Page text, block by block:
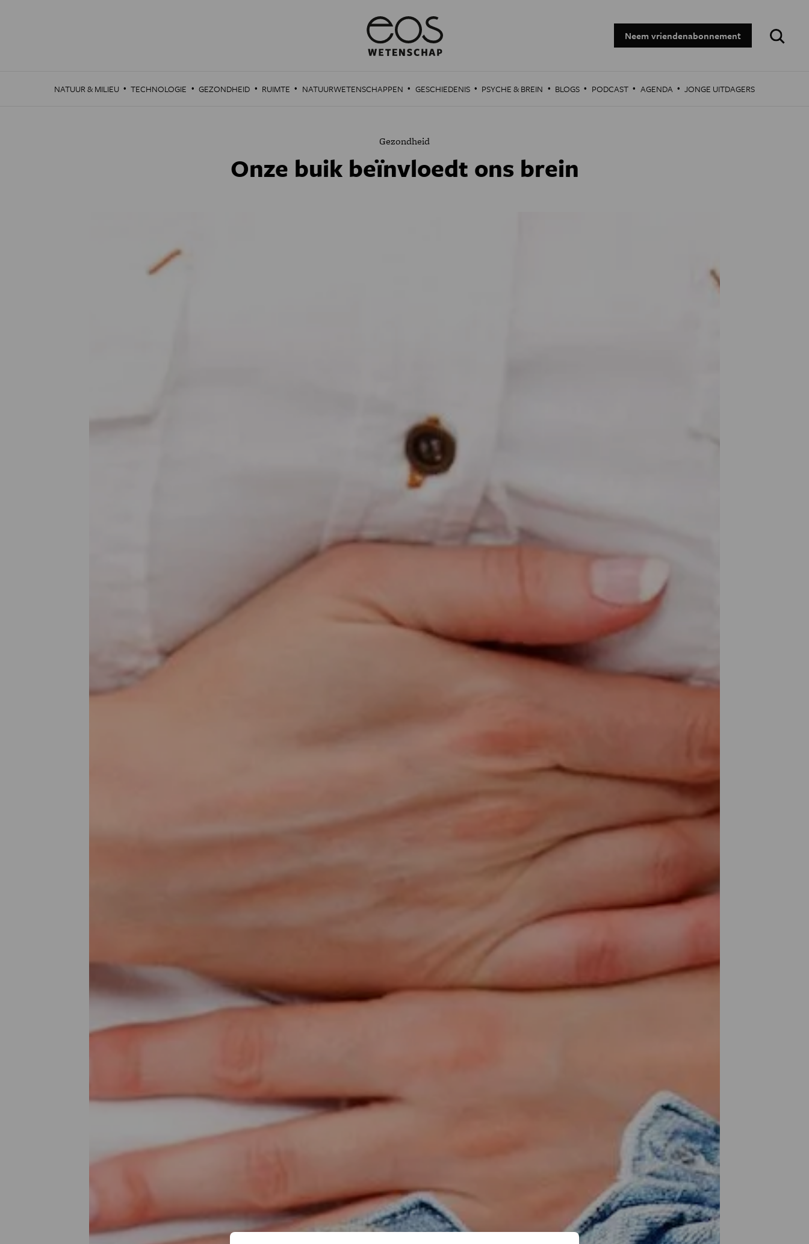
Neem vriendenabonnement
Zoeken:
NATUUR & MILIEU · TECHNOLOGIE · GEZONDHEID · RUIMTE · NATUURWETENSCHAPPEN · GESCHIEDENIS · PSYCHE & BREIN · BLOGS · PODCAST · AGENDA · JONGE UITDAGERS
Gezondheid
Onze buik beïnvloedt ons brein